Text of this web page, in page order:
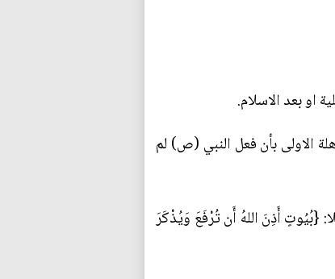
او بعد الاسلام.
الاولى بأن فعل النبي (ص) لم
{بُيُوتٍ أَذِنَ اللهُ أَن تُرْفَعَ وَيُذْكَرَ